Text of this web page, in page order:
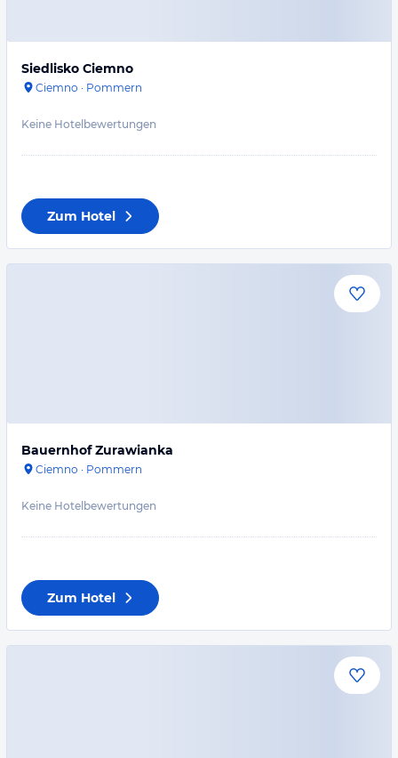
Siedlisko Ciemno
Ciemno · Pommern
Keine Hotelbewertungen
Zum Hotel
Bauernhof Zurawianka
Ciemno · Pommern
Keine Hotelbewertungen
Zum Hotel